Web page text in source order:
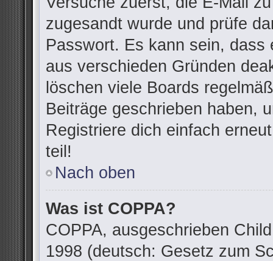
zugesandt wurde und prüfe
Passwort. Es kann sein, dass
aus verschieden Gründen
löschen viele Boards
Beiträge geschrieben haben,
Registriere dich einfach
teil!
Nach oben
Was ist COPPA?
COPPA, ausgeschrieben
1998 (deutsch: Gesetz zum